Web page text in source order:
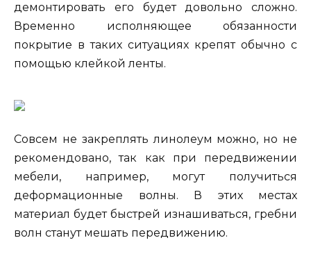
демонтировать его будет довольно сложно.
Временно исполняющее обязанности
покрытие в таких ситуациях крепят обычно с
помощью клейкой ленты.
Совсем не закреплять линолеум можно, но не
рекомендовано, так как при передвижении
мебели, например, могут получиться
деформационные волны. В этих местах
материал будет быстрей изнашиваться, гребни
волн станут мешать передвижению.